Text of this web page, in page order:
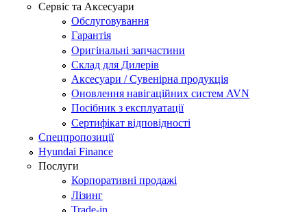
Сервіс та Аксесуари
Обслуговування
Гарантія
Оригінальні запчастини
Склад для Дилерів
Аксесуари / Сувенірна продукція
Оновлення навігаційних систем AVN
Посібник з експлуатації
Сертифікат відповідності
Спецпропозиції
Hyundai Finance
Послуги
Корпоративні продажі
Лізинг
Trade-in